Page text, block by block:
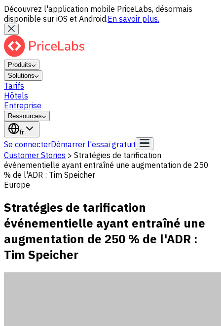
Découvrez l'application mobile PriceLabs, désormais
disponible sur iOS et Android.En savoir plus.
Produits
Solutions
Tarifs
Hôtels
Entreprise
Ressources
fr
Se connecterDémarrer l'essai gratuit
Customer Stories > Stratégies de tarification
événementielle ayant entraîné une augmentation de 250
% de l'ADR : Tim Speicher
Europe
Stratégies de tarification
événementielle ayant entraîné une
augmentation de 250 % de l'ADR :
Tim Speicher